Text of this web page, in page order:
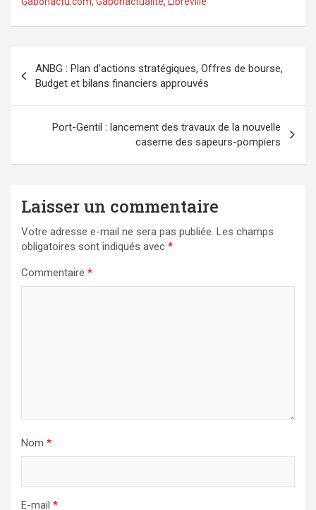
de
l’article
ANBG : Plan d’actions stratégiques, Offres de bourse,
Budget et bilans financiers approuvés
Port-Gentil : lancement des travaux de la nouvelle
caserne des sapeurs-pompiers
Laisser un commentaire
Votre adresse e-mail ne sera pas publiée. Les champs
obligatoires sont indiqués avec *
Commentaire *
Nom *
E-mail *